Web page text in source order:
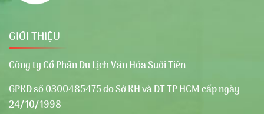
GIỚI THIỆU
Công ty Cổ Phần Du Lịch Văn Hóa Suối Tiên
GPKD số 0300485475 do Sở KH và ĐT TP HCM cấp ngày
24/10/1998